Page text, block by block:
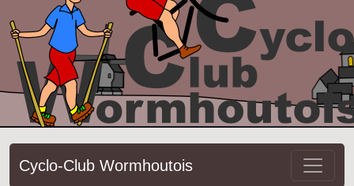
Cyclo-Club Wormhoutois